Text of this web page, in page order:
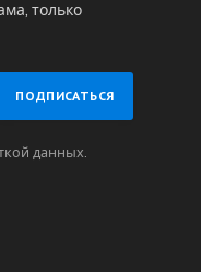
только
данных.